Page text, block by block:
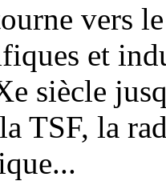
vers
et
siècle
TSF, la